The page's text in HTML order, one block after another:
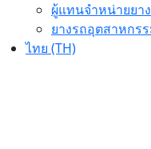
ผู้แทนจำหน่ายยา
ยางรถอุตสาหกร
ไทย (TH)